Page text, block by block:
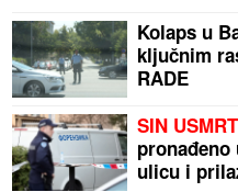
Kolaps u
ključnim
RADE
SIN
ulicu i